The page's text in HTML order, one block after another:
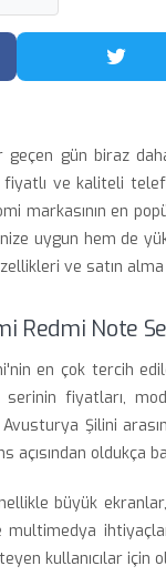
Paylaş
geçen gün biraz
ve kaliteli
markasının en
uygun hem de
ve satın alma
Redmi Note
en çok tercih
serinin fiyatları,
Şilini
oldukça
büyük
kullanıcılar için